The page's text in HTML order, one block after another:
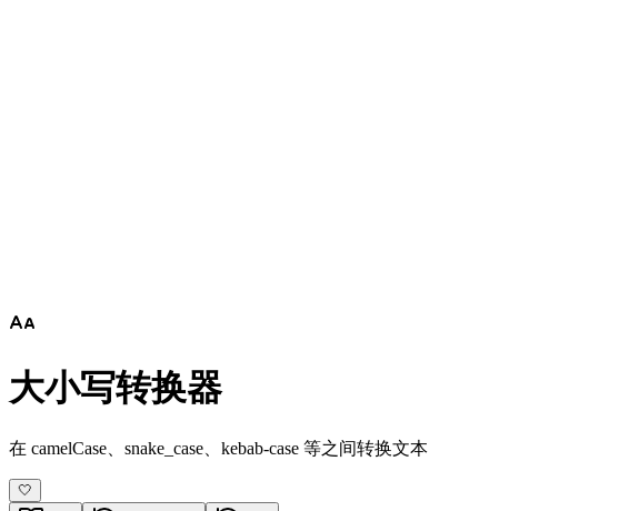
大小写转换器
在 camelCase、snake_case、kebab-case 等之间转换文本
🤍